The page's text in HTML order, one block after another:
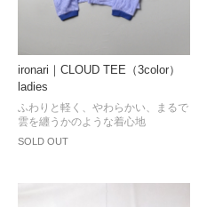
ironari｜CLOUD TEE（3color）
ladies
SOLD OUT
ふわりと軽く、やわらかい、まるで
雲を纏うかのような着心地